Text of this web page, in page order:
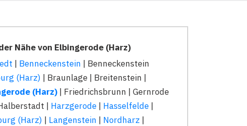
Nähe von Elbingerode (Harz)
| Benneckenstein | Benneckenstein
(Harz) | Braunlage | Breitenstein |
(Harz) | Friedrichsbrunn | Gernrode
| Harzgerode | Hasselfelde |
(Harz) | Langenstein | Nordharz |